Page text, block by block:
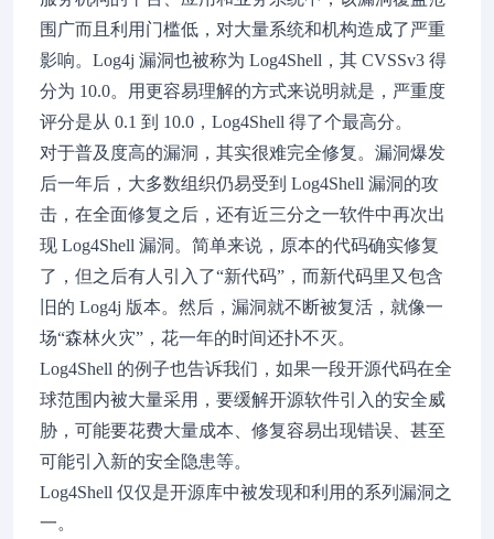
围广而且利用门槛低，对大量系统和机构造成了严重
影响。Log4j 漏洞也被称为 Log4Shell，其 CVSSv3 得
分为 10.0。用更容易理解的方式来说明就是，严重度
评分是从 0.1 到 10.0，Log4Shell 得了个最高分。
对于普及度高的漏洞，其实很难完全修复。漏洞爆发
后一年后，大多数组织仍易受到 Log4Shell 漏洞的攻
击，在全面修复之后，还有近三分之一软件中再次出
现 Log4Shell 漏洞。简单来说，原本的代码确实修复
了，但之后有人引入了“新代码”，而新代码里又包含
旧的 Log4j 版本。然后，漏洞就不断被复活，就像一
场“森林火灾”，花一年的时间还扑不灭。
Log4Shell 的例子也告诉我们，如果一段开源代码在全
球范围内被大量采用，要缓解开源软件引入的安全威
胁，可能要花费大量成本、修复容易出现错误、甚至
可能引入新的安全隐患等。
Log4Shell 仅仅是开源库中被发现和利用的系列漏洞之
一。